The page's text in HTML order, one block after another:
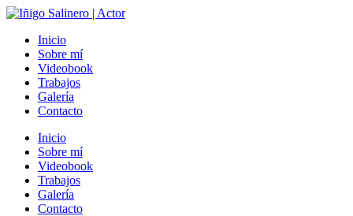
Inicio
Sobre mí
Videobook
Trabajos
Galería
Contacto
Inicio
Sobre mí
Videobook
Trabajos
Galería
Contacto